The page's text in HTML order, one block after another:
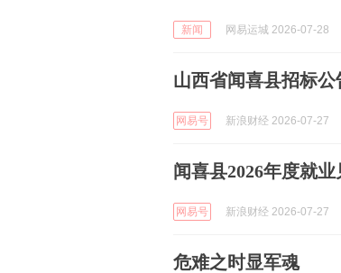
新闻 网易运城 2026-07-28
山西省闻喜县招标公
网易号 新浪财经 2026-07-27
闻喜县2026年度就
网易号 新浪财经 2026-07-27
危难之时显军魂